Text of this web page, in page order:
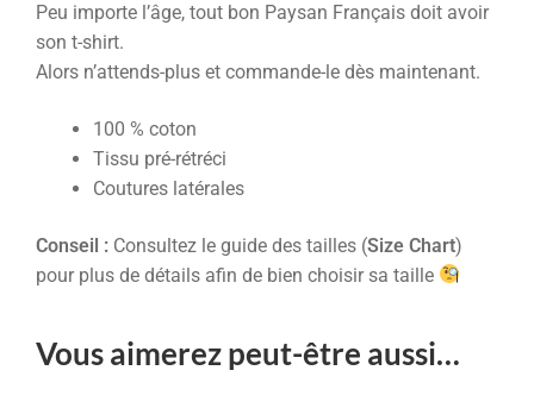
Peu importe l’âge, tout bon Paysan Français doit avoir
son t-shirt.
Alors n’attends-plus et commande-le dès maintenant.
100 % coton
Tissu pré-rétréci
Coutures latérales
Conseil : Consultez le guide des tailles (Size Chart)
pour plus de détails afin de bien choisir sa taille
Vous aimerez peut-être aussi…